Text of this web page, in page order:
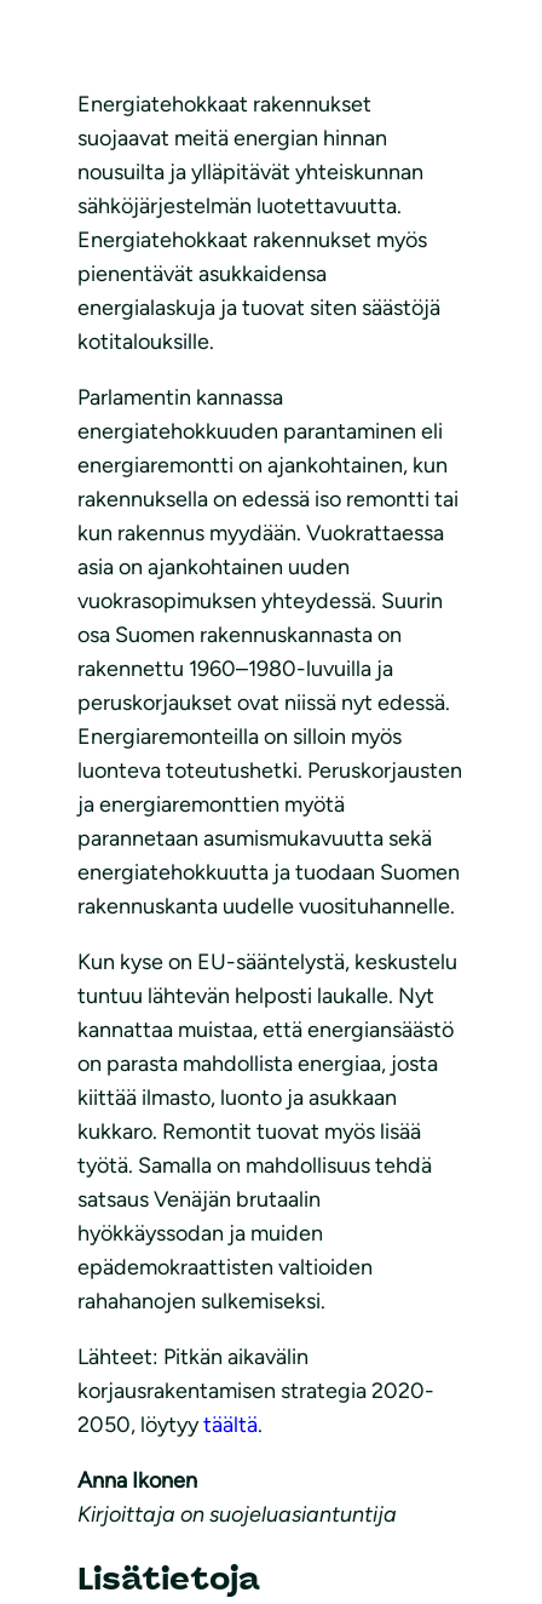
Energiatehokkaat rakennukset
suojaavat meitä energian hinnan
nousuilta ja ylläpitävät yhteiskunnan
sähköjärjestelmän luotettavuutta.
Energiatehokkaat rakennukset myös
pienentävät asukkaidensa
energialaskuja ja tuovat siten säästöjä
kotitalouksille.
Parlamentin kannassa
energiatehokkuuden parantaminen eli
energiaremontti on ajankohtainen, kun
rakennuksella on edessä iso remontti tai
kun rakennus myydään. Vuokrattaessa
asia on ajankohtainen uuden
vuokrasopimuksen yhteydessä. Suurin
osa Suomen rakennuskannasta on
rakennettu 1960–1980-luvuilla ja
peruskorjaukset ovat niissä nyt edessä.
Energiaremonteilla on silloin myös
luonteva toteutushetki. Peruskorjausten
ja energiaremonttien myötä
parannetaan asumismukavuutta sekä
energiatehokkuutta ja tuodaan Suomen
rakennuskanta uudelle vuosituhannelle.
Kun kyse on EU-sääntelystä, keskustelu
tuntuu lähtevän helposti laukalle. Nyt
kannattaa muistaa, että energiansäästö
on parasta mahdollista energiaa, josta
kiittää ilmasto, luonto ja asukkaan
kukkaro. Remontit tuovat myös lisää
työtä. Samalla on mahdollisuus tehdä
satsaus Venäjän brutaalin
hyökkäyssodan ja muiden
epädemokraattisten valtioiden
rahahanojen sulkemiseksi.
Lähteet: Pitkän aikavälin
korjausrakentamisen strategia 2020-
2050, löytyytäältä.
Anna Ikonen
Kirjoittaja on suojeluasiantuntija
Lisätietoja